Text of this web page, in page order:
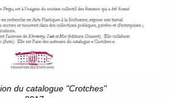
du catalogue "Crotches"